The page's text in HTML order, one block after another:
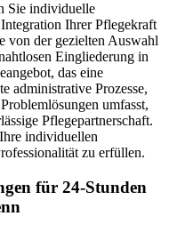
Sie individuelle
Ihrer Pflegekraft
von der gezielten Auswahl
Eingliederung in
das eine
administrative Prozesse,
umfasst,
Pflegepartnerschaft.
individuellen
zu erfüllen.
für 24-Stunden